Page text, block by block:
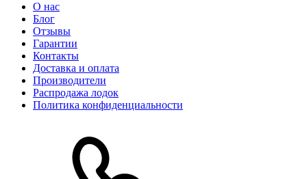
О нас
Блог
Отзывы
Гарантии
Контакты
Доставка и оплата
Производители
Распродажа лодок
Политика конфиденциальности